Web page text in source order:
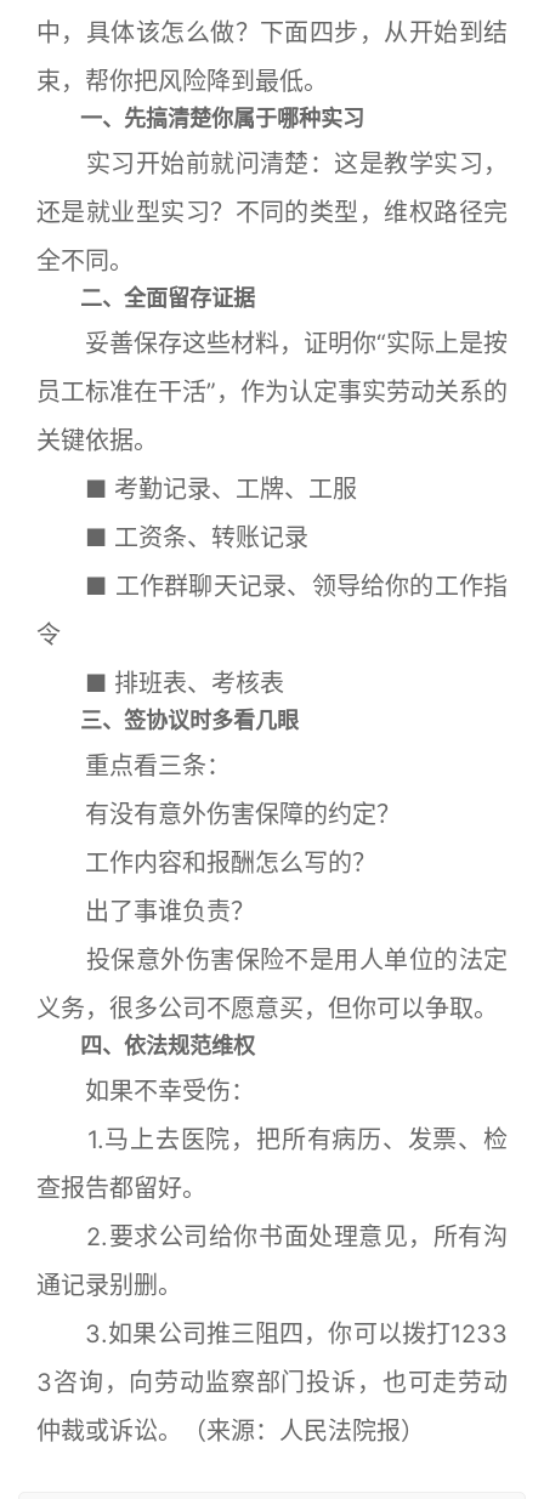
中，具体该怎么做？下面四步，从开始到结
束，帮你把风险降到最低。
一、先搞清楚你属于哪种实习
实习开始前就问清楚：这是教学实习，
还是就业型实习？不同的类型，维权路径完
全不同。
二、全面留存证据
妥善保存这些材料，证明你“实际上是按
员工标准在干活”，作为认定事实劳动关系的
关键依据。
■ 考勤记录、工牌、工服
■ 工资条、转账记录
■ 工作群聊天记录、领导给你的工作指
令
■ 排班表、考核表
三、签协议时多看几眼
重点看三条：
有没有意外伤害保障的约定？
工作内容和报酬怎么写的？
出了事谁负责？
投保意外伤害保险不是用人单位的法定
义务，很多公司不愿意买，但你可以争取。
四、依法规范维权
如果不幸受伤：
1.马上去医院，把所有病历、发票、检
查报告都留好。
2.要求公司给你书面处理意见，所有沟
通记录别删。
3.如果公司推三阻四，你可以拨打1233
3咨询，向劳动监察部门投诉，也可走劳动
仲裁或诉讼。（来源：人民法院报）